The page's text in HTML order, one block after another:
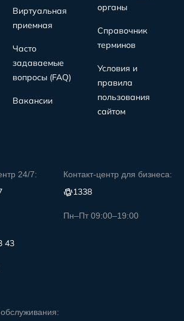
Виртуальная
приемная
Часто
задаваемые
вопросы (FAQ)
Вакансии
органы
Справочник
терминов
Условия и
правила
пользования
сайтом
24/7:
43
Контакт-центр для бизнеса:
1338
Пн–Пт 09:00–19:00